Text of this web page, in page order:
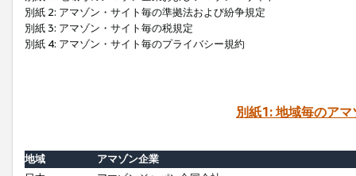
別紙 2: アマゾン・サイト毎の準拠法および紛争規定
別紙 3: アマゾン・サイト毎の税規定
別紙 4: アマゾン・サイト毎のプライバシー規約
別紙1: 地域毎のア
地域
アマゾン企業